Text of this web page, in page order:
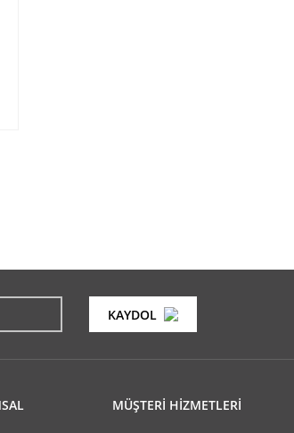
Yorum Yaz
KAYDOL
MÜŞTERİ HİZMETLERİ